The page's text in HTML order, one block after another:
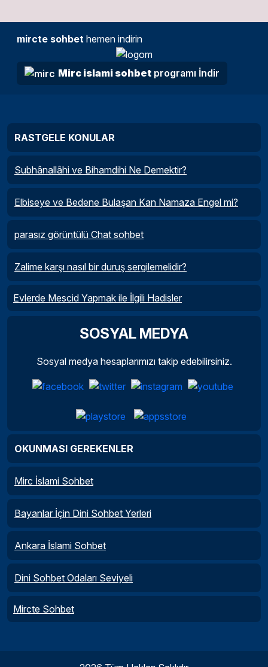
mircte sohbet hemen indirin
Mirc islami sohbet programı İndir
RASTGELE KONULAR
Subhânallâhi ve Bihamdihi Ne Demektir?
Elbiseye ve Bedene Bulaşan Kan Namaza Engel mi?
parasız görüntülü Chat sohbet
Zalime karşı nasıl bir duruş sergilemelidir?
Evlerde Mescid Yapmak ile İlgili Hadisler
SOSYAL MEDYA
Sosyal medya hesaplarımızı takip edebilirsiniz.
OKUNMASI GEREKENLER
Mirc İslami Sohbet
Bayanlar İçin Dini Sohbet Yerleri
Ankara İslami Sohbet
Dini Sohbet Odaları Seviyeli
Mircte Sohbet